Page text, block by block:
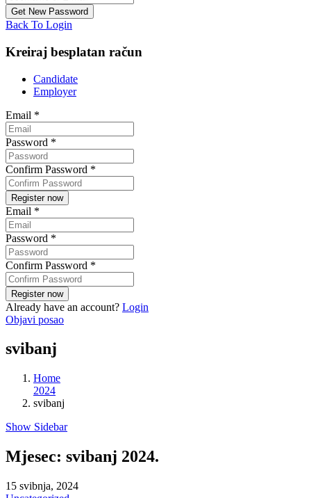
Back To Login
Kreiraj besplatan račun
Candidate
Employer
Email *
Password *
Confirm Password *
Email *
Password *
Confirm Password *
Already have an account? Login
Objavi posao
svibanj
Home
2024
svibanj
Show Sidebar
Mjesec: svibanj 2024.
15 svibnja, 2024